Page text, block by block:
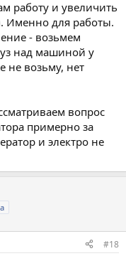
работу и увеличить
Именно для работы.
- возьмем
над машиной у
не возьму, нет
вопрос
примерно за
и электро не
#18